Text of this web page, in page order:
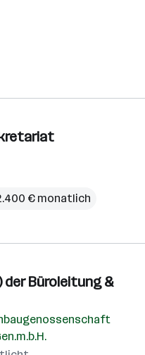
€ monatlich
der Büroleitung &